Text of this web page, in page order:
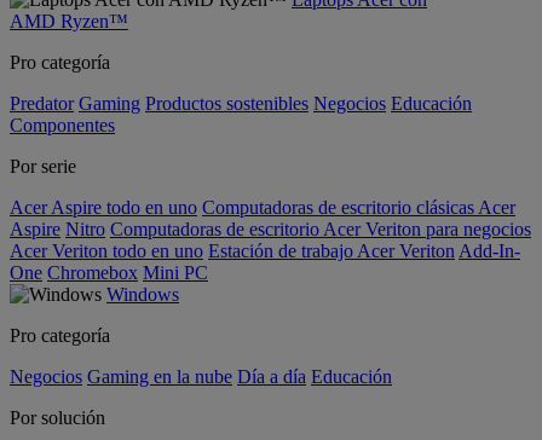
AMD Ryzen™
Pro categoría
Predator Gaming Productos sostenibles Negocios Educación
Componentes
Por serie
Acer Aspire todo en uno Computadoras de escritorio clásicas Acer
Aspire Nitro Computadoras de escritorio Acer Veriton para negocios
Acer Veriton todo en uno Estación de trabajo Acer Veriton Add-In-
One Chromebox Mini PC
Windows
Pro categoría
Negocios Gaming en la nube Día a día Educación
Por solución